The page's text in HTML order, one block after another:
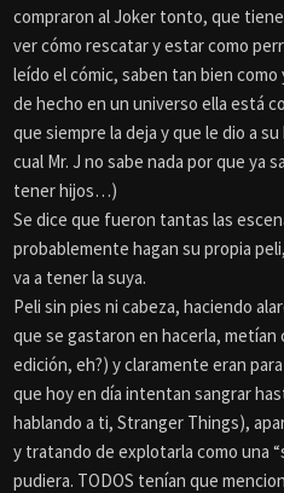
compraron al Joker tonto, que
ver cómo rescatar y estar como
leído el cómic, saben tan bien
de hecho en un universo ella está
que siempre la deja y que le dio a
cual Mr. J no sabe nada por que ya
tener hijos…)
Se dice que fueron tantas las
probablemente hagan su propia
va a tener la suya.
Peli sin pies ni cabeza, haciendo
que se gastaron en hacerla, metían
edición, eh?) y claramente eran
que hoy en día intentan sangrar
hablando a ti, Stranger Things),
y tratando de explotarla como una
pudiera. TODOS tenían que